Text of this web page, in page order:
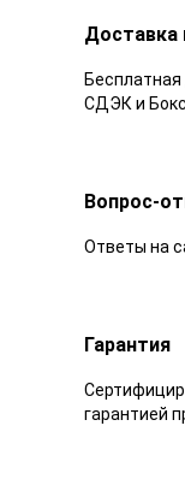
Доставка
Бесплатная
СДЭК и
Вопрос-
Ответы на
Гарантия
гарантией